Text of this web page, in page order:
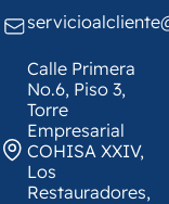
Calle Primera
No.6, Piso 3,
Torre
Empresarial
COHISA XXIV,
Los
Restauradores,